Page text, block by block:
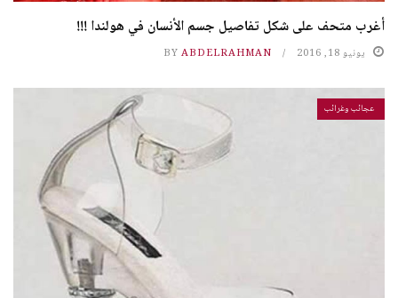
أغرب متحف على شكل تفاصيل جسم الأنسان في هولندا !!!
يونيو 18, 2016 BY ABDELRAHMAN
عجائب وغرائب